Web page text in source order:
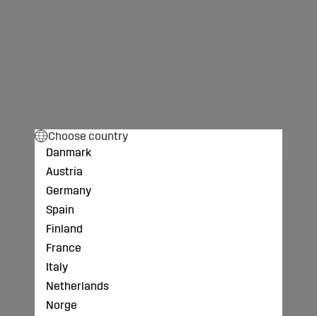
Choose country
Danmark
Austria
Germany
Spain
Finland
France
Italy
Netherlands
Norge